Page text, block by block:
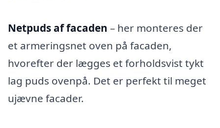
Netpuds af facaden – her monteres der
et armeringsnet oven på facaden,
hvorefter der lægges et forholdsvist tykt
lag puds ovenpå. Det er perfekt til meget
ujævne facader.